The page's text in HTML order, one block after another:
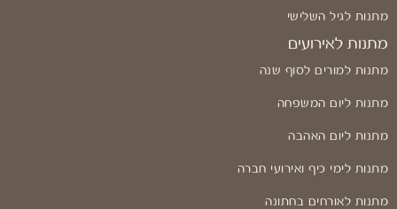
מתנות לגיל השלישי
מתנות לאירועים
מתנות למורים לסוף שנה
מתנות ליום המשפחה
מתנות ליום האהבה
מתנות לימי כיף ואירועי חברה
מתנות לאורחים בחתונה